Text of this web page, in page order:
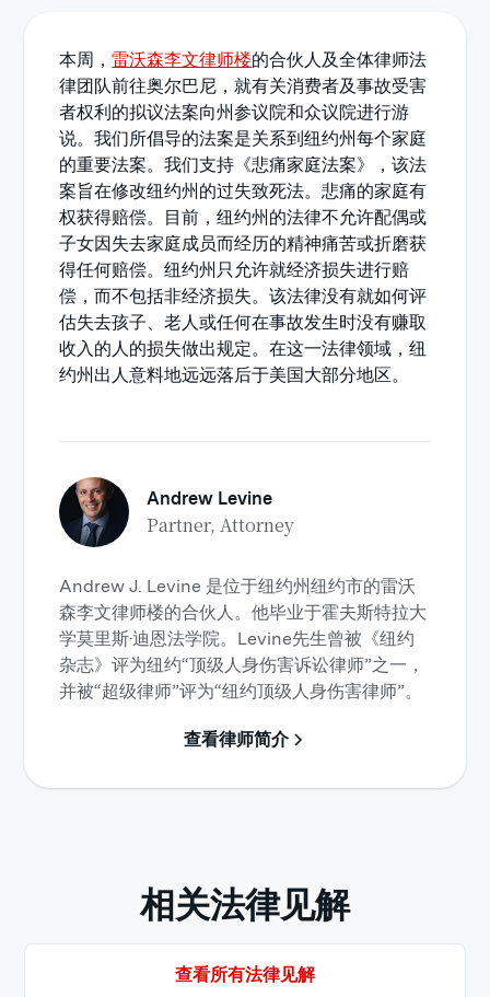
本周，雷沃森李文律师楼的合伙人及全体律师法
律团队前往奥尔巴尼，就有关消费者及事故受害
者权利的拟议法案向州参议院和众议院进行游
说。我们所倡导的法案是关系到纽约州每个家庭
的重要法案。我们支持《悲痛家庭法案》，该法
案旨在修改纽约州的过失致死法。悲痛的家庭有
权获得赔偿。目前，纽约州的法律不允许配偶或
子女因失去家庭成员而经历的精神痛苦或折磨获
得任何赔偿。纽约州只允许就经济损失进行赔
偿，而不包括非经济损失。该法律没有就如何评
估失去孩子、老人或任何在事故发生时没有赚取
收入的人的损失做出规定。在这一法律领域，纽
约州出人意料地远远落后于美国大部分地区。
Andrew Levine
Partner, Attorney
Andrew J. Levine 是位于纽约州纽约市的雷沃
森李文律师楼的合伙人。他毕业于霍夫斯特拉大
学莫里斯·迪恩法学院。Levine先生曾被《纽约
杂志》评为纽约“顶级人身伤害诉讼律师”之一，
并被“超级律师”评为“纽约顶级人身伤害律师”。
查看律师简介
相关法律见解
查看所有法律见解